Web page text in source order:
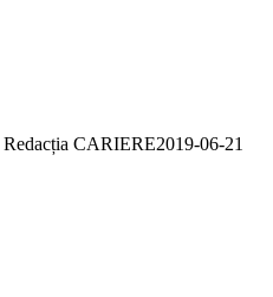
Redacția CARIERE2019-06-21